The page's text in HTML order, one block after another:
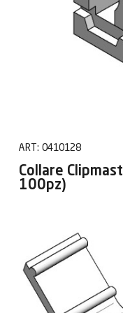
ART: 0410128
Collare
100pz)